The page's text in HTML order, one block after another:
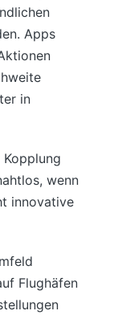
Apps
in
wenn
innovative
Flughäfen